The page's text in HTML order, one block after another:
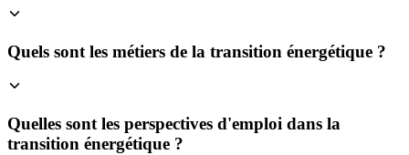
Quels sont les métiers de la transition énergétique ?
Quelles sont les perspectives d'emploi dans la
transition énergétique ?